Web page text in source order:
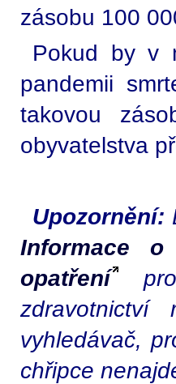
zásobu 100
Pokud by v
pandemii
takovou
obyvatelstva
Upozornění:
Informace
opatření
vyhledávač,
chřipce